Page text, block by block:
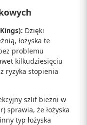
Dzięki
łożyska te
problemu
kilkudziesięciu
ryzyka stopienia
szlif bieżni w
sprawia, że łożyska
typ łożyska